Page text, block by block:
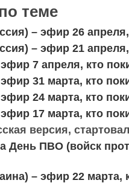
теме
– эфир 26
– эфир 21
7 апреля, кто
31 марта, кто
24 марта, кто
17 марта, кто
версия,
День ПВО (войск
– эфир 22 марта,